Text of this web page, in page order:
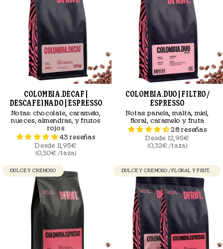
COLOMBIA.DECAF |
DESCAFEINADO | ESPRESSO
Notas: chocolate, caramelo,
nueces, almendras, y frutos
rojos
43 reseñas
Desde 11,95€
(0,30€ / taza)
COLOMBIA.DUO | FILTRO /
ESPRESSO
Notas: panela, malta, miel,
floral, caramelo y fruta
28 reseñas
Desde 12,95€
(0,32€ / taza)
DULCE Y CREMOSO DULCE Y CREMOSO / FLORAL Y FRUTAL